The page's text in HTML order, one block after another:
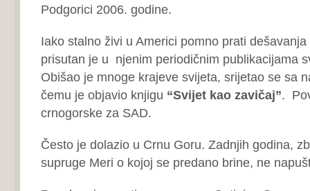
Podgorici 2006. godine.
Iako stalno živi u Americi pomno prati
prisutan je u njenim periodičnim publikacijama
Obišao je mnoge krajeve svijeta, srijetao se sa
čemu je objavio knjigu “Svijet kao zavičaj”.
crnogorske za SAD.
Često je dolazio u Crnu Goru. Zadnjih godina,
supruge Meri o kojoj se predano brine, ne